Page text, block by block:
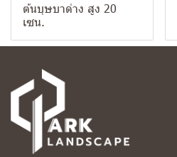
ต้นบุษบาด่าง สูง 20
เซน.